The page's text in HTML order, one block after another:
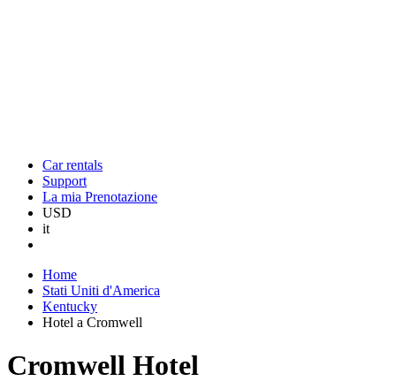
Car rentals
Support
La mia Prenotazione
USD
it
Home
Stati Uniti d'America
Kentucky
Hotel a Cromwell
Cromwell Hotel